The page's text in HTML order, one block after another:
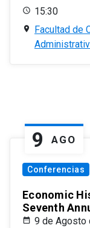
15:30
Facultad de
9 AGO
Conferencias
Economic
Seventh
9 de Agosto